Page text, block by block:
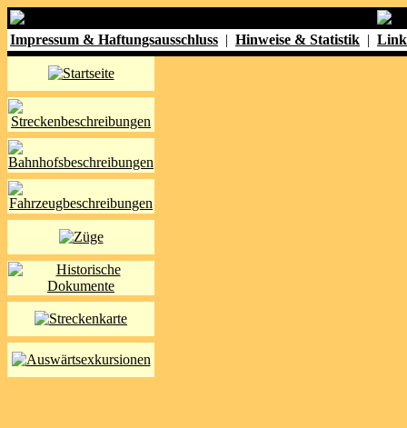
Impressum & Haftungsausschluss | Hinweise & Statistik |